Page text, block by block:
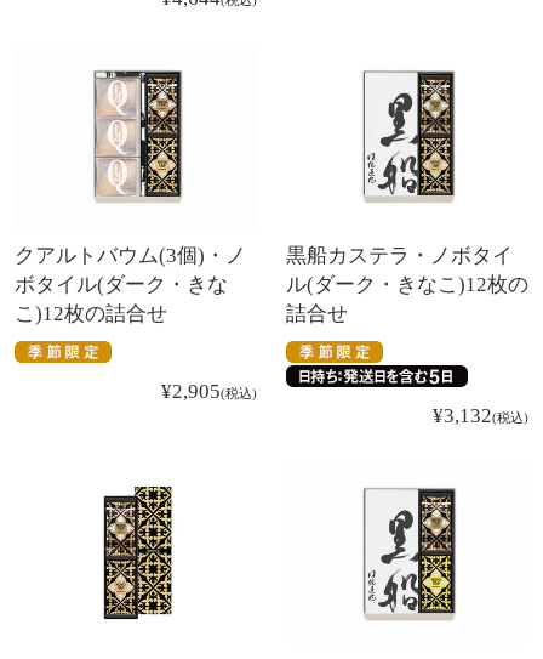
クアルトバウム(3個)・ノ
ボタイル(ダーク・きな
こ)12枚の詰合せ
¥2,905 税込
黒船カステラ・ノボタイ
ル(ダーク・きなこ)12枚の
詰合せ
¥3,132 税込